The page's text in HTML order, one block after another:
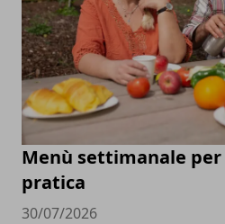
Menù settimanale
pratica
30/07/2026